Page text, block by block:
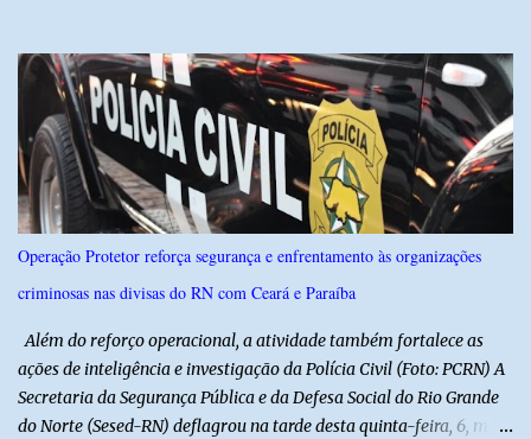
nacionais e da formação da cidadania. O projeto prevê ainda que
a execução do hino nacional ocorra uma vez por semana, em dia
definido pela Secretaria Municipal de Educação do município. É
previsto também que as escolas da rede de ensino público
municipal deverão promover a discussão das letras do Hino
Nacional Brasileiro de modo a estimular os estudantes interpretar
Municipal de Educação poderá expedir normas complementares
necessárias ao cumprimento da lei.
Operação Protetor reforça segurança e enfrentamento às organizações
criminosas nas divisas do RN com Ceará e Paraíba
Além do reforço operacional, a atividade também fortalece as
ações de inteligência e investigação da Polícia Civil (Foto: PCRN) A
Secretaria da Segurança Pública e da Defesa Social do Rio Grande
do Norte (Sesed-RN) deflagrou na tarde desta quinta-feira, 6, mais